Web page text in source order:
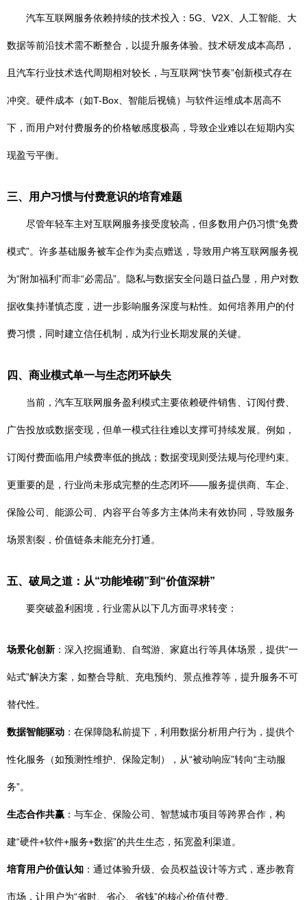
汽车互联网服务依赖持续的技术投入：5G、V2X、人工智能、大
数据等前沿技术需不断整合，以提升服务体验。技术研发成本高昂，
且汽车行业技术迭代周期相对较长，与互联网“快节奏”创新模式存在
冲突。硬件成本（如T-Box、智能后视镜）与软件运维成本居高不
下，而用户对付费服务的价格敏感度极高，导致企业难以在短期内实
现盈亏平衡。
三、用户习惯与付费意识的培育难题
尽管年轻车主对互联网服务接受度较高，但多数用户仍习惯“免费
模式”。许多基础服务被车企作为卖点赠送，导致用户将互联网服务视
为“附加福利”而非“必需品”。隐私与数据安全问题日益凸显，用户对数
据收集持谨慎态度，进一步影响服务深度与粘性。如何培养用户的付
费习惯，同时建立信任机制，成为行业长期发展的关键。
四、商业模式单一与生态闭环缺失
当前，汽车互联网服务盈利模式主要依赖硬件销售、订阅付费、
广告投放或数据变现，但单一模式往往难以支撑可持续发展。例如，
订阅付费面临用户续费率低的挑战；数据变现则受法规与伦理约束。
更重要的是，行业尚未形成完整的生态闭环——服务提供商、车企、
保险公司、能源公司、内容平台等多方主体尚未有效协同，导致服务
场景割裂，价值链条未能充分打通。
五、破局之道：从“功能堆砌”到“价值深耕”
要突破盈利困境，行业需从以下几方面寻求转变：
场景化创新 ：深入挖掘通勤、自驾游、家庭出行等具体场景，提供“一
站式”解决方案，如整合导航、充电预约、景点推荐等，提升服务不可
替代性。
数据智能驱动 ：在保障隐私前提下，利用数据分析用户行为，提供个
性化服务（如预测性维护、保险定制），从“被动响应”转向“主动服
务”。
生态合作共赢 ：与车企、保险公司、智慧城市项目等跨界合作，构
建“硬件+软件+服务+数据”的共生生态，拓宽盈利渠道。
培育用户价值认知 ：通过体验升级、会员权益设计等方式，逐步教育
市场，让用户为“省时、省心、省钱”的核心价值付费。